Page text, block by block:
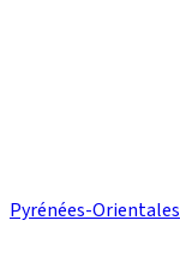
Pyrénées-Orientales